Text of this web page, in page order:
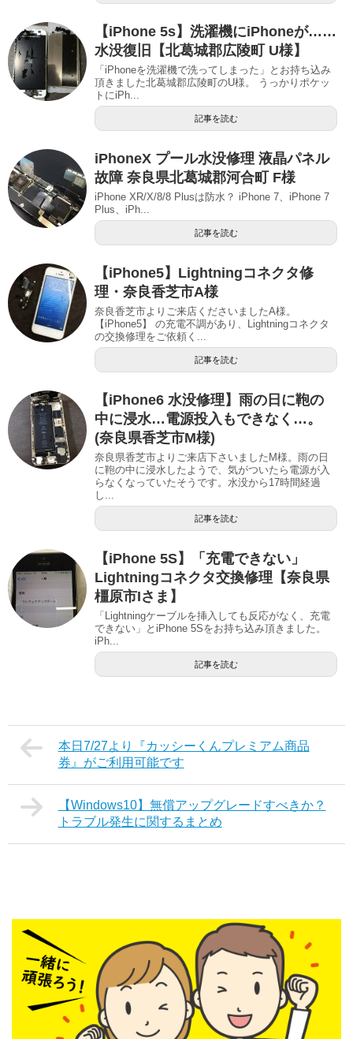
【iPhone 5s】洗濯機にiPhoneが……
水没復旧【北葛城郡広陵町 U様】
「iPhoneを洗濯機で洗ってしまった」とお持ち込み
頂きました北葛城郡広陵町のU様。 うっかりポケッ
トにiPh...
記事を読む
iPhoneX プール水没修理 液晶パネル
故障 奈良県北葛城郡河合町 F様
iPhone XR/X/8/8 Plusは防水？ iPhone 7、iPhone 7
Plus、iPh...
記事を読む
【iPhone5】Lightningコネクタ修
理・奈良香芝市A様
奈良香芝市よりご来店くださいましたA様。
【iPhone5】 の充電不調があり、Lightningコネクタ
の交換修理をご依頼く...
記事を読む
【iPhone6 水没修理】雨の日に鞄の
中に浸水…電源投入もできなく…。
(奈良県香芝市M様)
奈良県香芝市よりご来店下さいましたM様。雨の日
に鞄の中に浸水したようで、気がついたら電源が入
らなくなっていたそうです。水没から17時間経過
し...
記事を読む
【iPhone 5S】「充電できない」
Lightningコネクタ交換修理【奈良県
橿原市Iさま】
「Lightningケーブルを挿入しても反応がなく、充電
できない」とiPhone 5Sをお持ち込み頂きました。
iPh...
記事を読む
本日7/27より『カッシーくんプレミアム商品
券』がご利用可能です
【Windows10】無償アップグレードすべきか？
トラブル発生に関するまとめ